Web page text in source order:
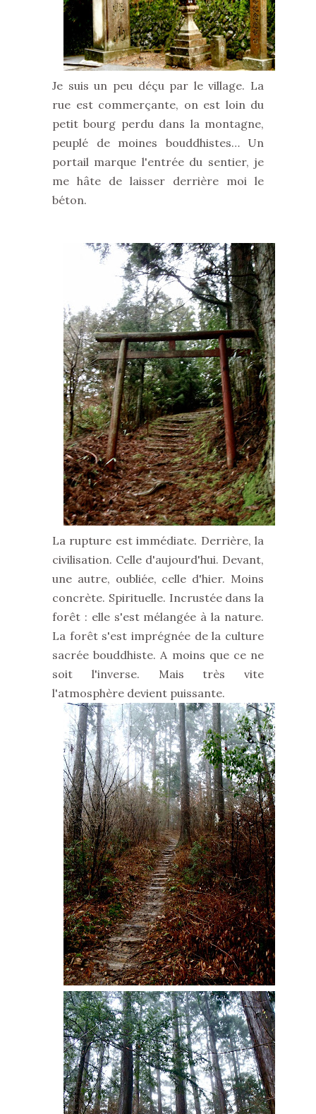
Je suis un peu déçu par le village. La
rue est commerçante, on est loin du
petit bourg perdu dans la montagne,
peuplé de moines bouddhistes… Un
portail marque l'entrée du sentier, je
me hâte de laisser derrière moi le
béton.
La rupture est immédiate. Derrière, la
civilisation. Celle d'aujourd'hui. Devant,
une autre, oubliée, celle d'hier. Moins
concrète. Spirituelle. Incrustée dans la
forêt : elle s'est mélangée à la nature.
La forêt s'est imprégnée de la culture
sacrée bouddhiste. A moins que ce ne
soit l'inverse. Mais très vite
l'atmosphère devient puissante.